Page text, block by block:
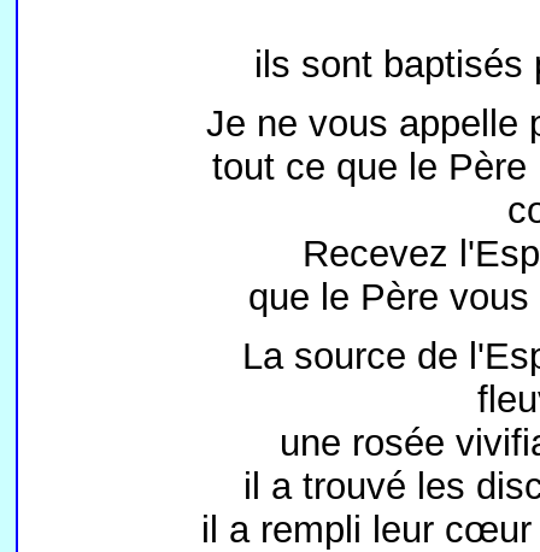
ils sont baptisés
Je ne vous appelle
tout ce que le
Recevez
que le Père
La source de
une rosée
il a trouvé les
il a rempli leur